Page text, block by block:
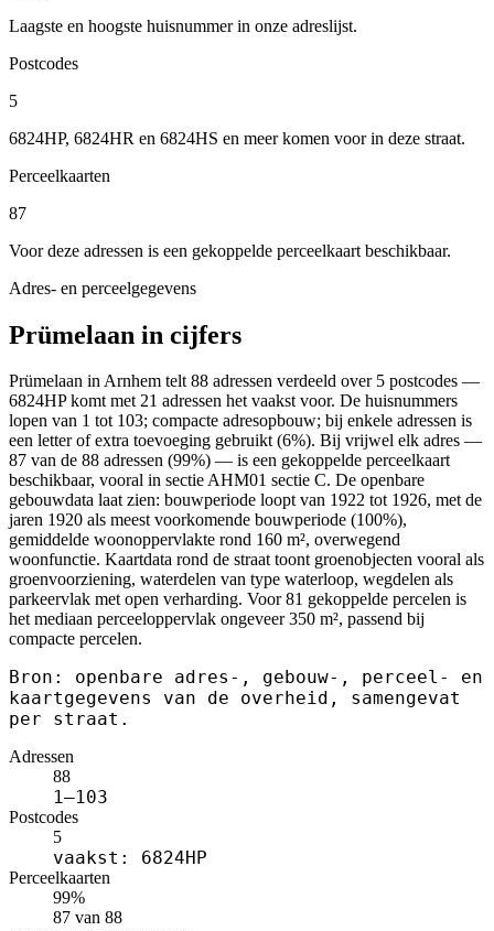
Laagste en hoogste huisnummer in onze adreslijst.
Postcodes
5
6824HP, 6824HR en 6824HS en meer komen voor in deze straat.
Perceelkaarten
87
Voor deze adressen is een gekoppelde perceelkaart beschikbaar.
Adres- en perceelgegevens
Prümelaan in cijfers
Prümelaan in Arnhem telt 88 adressen verdeeld over 5 postcodes —
6824HP komt met 21 adressen het vaakst voor. De huisnummers
lopen van 1 tot 103; compacte adresopbouw; bij enkele adressen is
een letter of extra toevoeging gebruikt (6%). Bij vrijwel elk adres —
87 van de 88 adressen (99%) — is een gekoppelde perceelkaart
beschikbaar, vooral in sectie AHM01 sectie C. De openbare
gebouwdata laat zien: bouwperiode loopt van 1922 tot 1926, met de
jaren 1920 als meest voorkomende bouwperiode (100%),
gemiddelde woonoppervlakte rond 160 m², overwegend
woonfunctie. Kaartdata rond de straat toont groenobjecten vooral als
groenvoorziening, waterdelen van type waterloop, wegdelen als
parkeervlak met open verharding. Voor 81 gekoppelde percelen is
het mediaan perceeloppervlak ongeveer 350 m², passend bij
compacte percelen.
Bron: openbare adres-, gebouw-, perceel- en
kaartgegevens van de overheid, samengevat
per straat.
Adressen
88
1–103
Postcodes
5
vaakst: 6824HP
Perceelkaarten
99%
87 van 88